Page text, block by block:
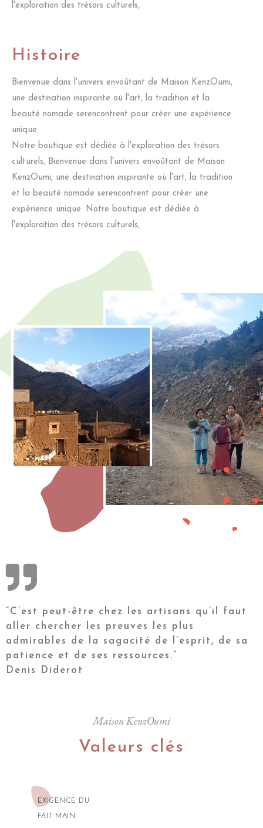
l'exploration des trésors culturels,
Histoire
Bienvenue dans l'univers envoûtant de Maison KenzOumi,
une destination inspirante où l'art, la tradition et la
beauté nomade serencontrent pour créer une expérience
unique.
Notre boutique est dédiée à l'exploration des trésors
culturels, Bienvenue dans l'univers envoûtant de Maison
KenzOumi, une destination inspirante où l'art, la tradition
et la beauté nomade serencontrent pour créer une
expérience unique. Notre boutique est dédiée à
l'exploration des trésors culturels,
“C’est peut-être chez les artisans qu’il faut
aller chercher les preuves les plus
admirables de la sagacité de l’esprit, de sa
patience et de ses ressources.”
Denis Diderot
Maison KenzOumi
Valeurs clés
EXIGENCE DU
FAIT MAIN